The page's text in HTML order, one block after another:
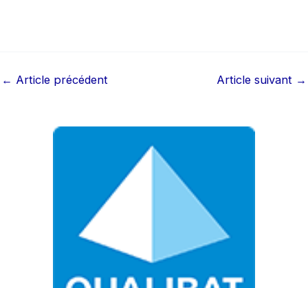
← Article précédent Article suivant →